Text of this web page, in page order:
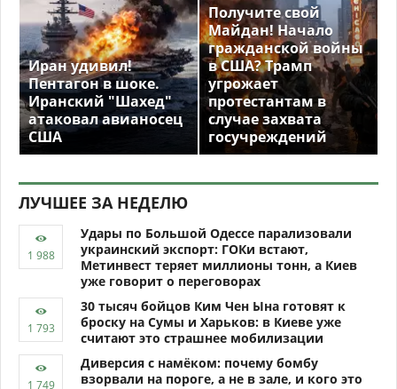
Иран удивил!
Пентагон в шоке.
Иранский "Шахед"
атаковал авианосец
США
Получите свой
Майдан! Начало
гражданской войны
в США? Трамп
угрожает
протестантам в
случае захвата
госучреждений
ЛУЧШЕЕ ЗА НЕДЕЛЮ
Удары по Большой Одессе парализовали
украинский экспорт: ГОКи встают,
Метинвест теряет миллионы тонн, а Киев
уже говорит о переговорах
30 тысяч бойцов Ким Чен Ына готовят к
броску на Сумы и Харьков: в Киеве уже
считают это страшнее мобилизации
Диверсия с намёком: почему бомбу
взорвали на пороге, а не в зале, и кого это